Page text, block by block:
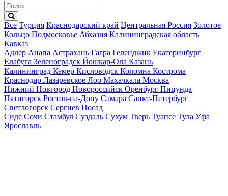
Все Турция Краснодарский край Центральная Россия Золотое
Кольцо Подмосковье Абхазия Калининградская область
Кавказ
Адлер Анапа Астрахань Гагра Геленджик Екатеринбург
Елабуга Зеленоградск Йошкар-Ола Казань
Калининград Кемер Кисловодск Коломна Кострома
Краснодар Лазаревское Лоо Махачкала Москва
Нижний Новгород Новороссийск Оренбург Пицунда
Пятигорск Ростов-на-Дону Самара Санкт-Петербург
Светлогорск Сергиев Посад
Сиде Сочи Стамбул Суздаль Сухум Тверь Туапсе Тула Уфа
Ярославль